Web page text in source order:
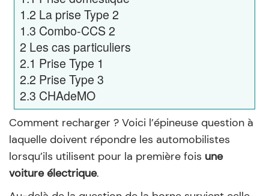
1.2 La prise Type 2
1.3 Combo-CCS 2
2 Les cas particuliers
2.1 Prise Type 1
2.2 Prise Type 3
2.3 CHAdeMO
Comment recharger ? Voici l’épineuse question à
laquelle doivent répondre les automobilistes
lorsqu’ils utilisent pour la première fois une
voiture électrique.